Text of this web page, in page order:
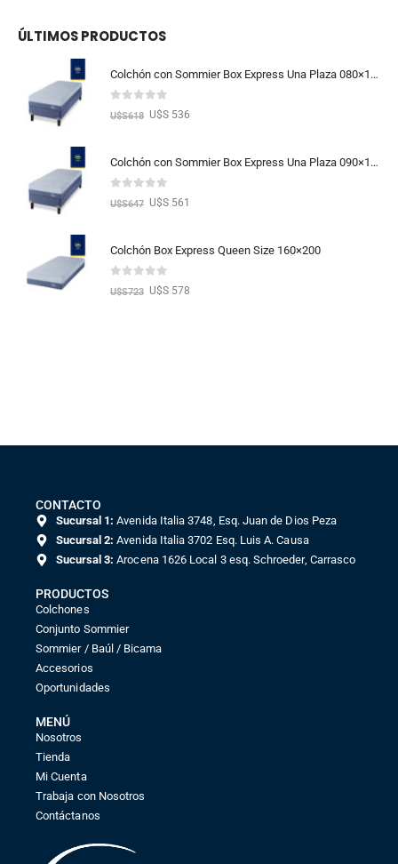
ÚLTIMOS PRODUCTOS
Colchón con Sommier Box Express Una Plaza 080×190
out of 5
U$S618 U$S 536
Colchón con Sommier Box Express Una Plaza 090×190
out of 5
U$S647 U$S 561
Colchón Box Express Queen Size 160×200
out of 5
U$S723 U$S 578
CONTACTO
Sucursal 1: Avenida Italia 3748, Esq. Juan de Dios Peza
Sucursal 2: Avenida Italia 3702 Esq. Luis A. Causa
Sucursal 3: Arocena 1626 Local 3 esq. Schroeder, Carrasco
PRODUCTOS
Colchones
Conjunto Sommier
Sommier / Baúl / Bicama
Accesorios
Oportunidades
MENÚ
Nosotros
Tienda
Mi Cuenta
Trabaja con Nosotros
Contáctanos